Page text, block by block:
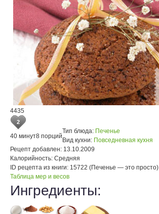
4435
2
40 минут8 порций
Тип блюда: Печенье
Вид кухни: Повседневная кухня
Рецепт добавлен: 13.10.2009
Калорийность: Средняя
ID рецепта из книги: 15722 (Печенье — это просто)
Таблица мер и весов
Ингредиенты: